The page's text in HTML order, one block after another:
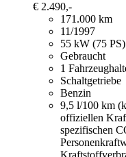
€ 2.490,-
171.000 km
11/1997
55 kW (75 PS)
Gebraucht
1
Schaltgetriebe
Benzin
9,5 l/100 km
offiziellen
spezifischen